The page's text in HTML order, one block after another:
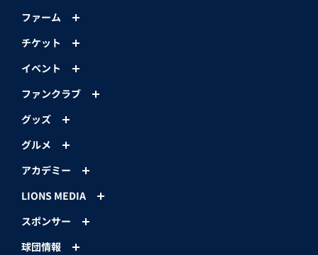
ファーム
チケット
イベント
ファンクラブ
グッズ
グルメ
アカデミー
LIONS MEDIA
スポンサー
球団情報